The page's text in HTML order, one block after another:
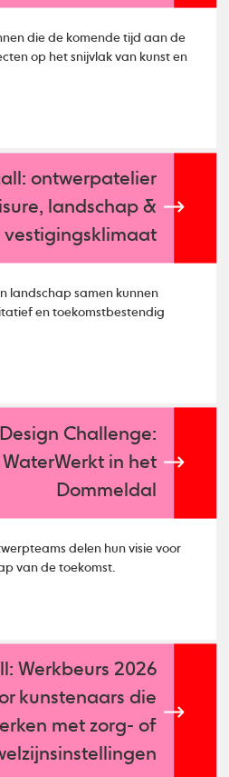
die de komende tijd aan de
op het snijvlak van kunst en
ontwerpatelier
landschap &
vestigingsklimaat
landschap samen kunnen
en toekomstbestendig
Design Challenge:
WaterWerkt in het
Dommeldal
delen hun visie voor
van de toekomst.
Werkbeurs 2026
kunstenaars die
met zorg- of